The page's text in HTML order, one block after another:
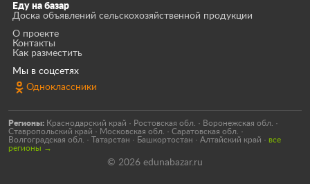
Еду на базар
Доска объявлений сельскохозяйственной продукции
О проекте
Контакты
Как разместить
Мы в соцсетях
Одноклассники
Регионы: Краснодарский край · Ростовская обл. · Воронежская обл.
·
Ставропольский край · Московская обл. · Саратовская обл.
·
Волгоградская обл.
· Татарстан · Башкортостан · Алтайский край · все
регионы →
© 2026 edunabazar.ru